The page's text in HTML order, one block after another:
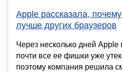
Apple рассказала,
лучше других браузеров
Через несколько дней
почти все ее фишки уже
поэтому компания решила